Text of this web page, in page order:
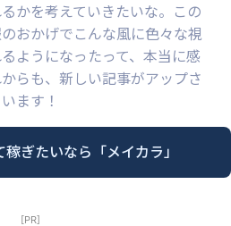
かを考えていきたいな。この
おかげでこんな風に色々な視
ようになったって、本当に感
らも、新しい記事がアップさ
ます！
ぎたいなら「メイカラ」
[PR]